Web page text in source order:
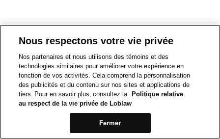
Nous respectons votre vie privée
Nos partenaires et nous utilisons des témoins et des
technologies similaires pour améliorer votre expérience en
fonction de vos activités. Cela comprend la personnalisation
des publicités et du contenu sur nos sites et applications de
tiers. Pour en savoir plus, consultez la
Politique relative
au respect de la vie privée de Loblaw
Fermer